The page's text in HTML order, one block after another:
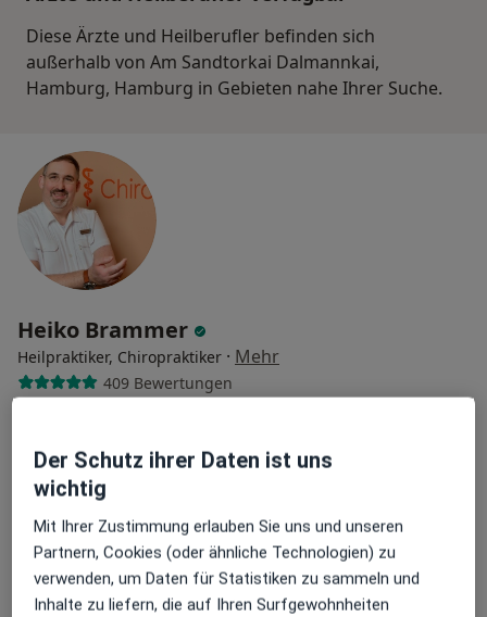
Diese Ärzte und Heilberufler befinden sich
außerhalb von Am Sandtorkai Dalmannkai,
Hamburg, Hamburg in Gebieten nahe Ihrer Suche.
Heiko Brammer
Heilpraktiker, Chiropraktiker · Mehr
409 Bewertungen
Ellerhorst 2-4, Bönningstedt
Chiromedic HP med. Heiko Brammer
Privatpraxis
Terminanfrage senden
Der Schutz ihrer Daten ist uns
wichtig
Mit Ihrer Zustimmung erlauben Sie uns und unseren
Partnern, Cookies (oder ähnliche Technologien) zu
verwenden, um Daten für Statistiken zu sammeln und
Inhalte zu liefern, die auf Ihren Surfgewohnheiten